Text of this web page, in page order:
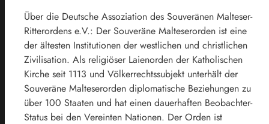
Über die Deutsche Assoziation des Souveränen Malteser-
Ritterordens e.V.: Der Souveräne Malteserorden ist eine
der ältesten Institutionen der westlichen und christlichen
Zivilisation. Als religiöser Laienorden der Katholischen
Kirche seit 1113 und Völkerrechtssubjekt unterhält der
Souveräne Malteserorden diplomatische Beziehungen zu
über 100 Staaten und hat einen dauerhaften Beobachter-
Status bei den Vereinten Nationen. Der Orden ist